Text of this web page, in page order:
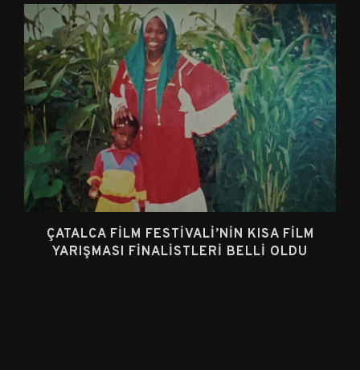
ÇATALCA FILM FESTIVALI’NIN KISA FILM
YARIŞMASI FINALISTLERI BELLI OLDU